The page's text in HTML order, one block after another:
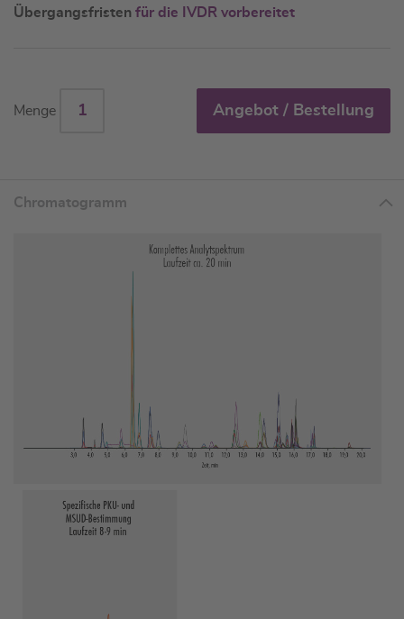
Übergangsfristen für die IVDR vorbereitet
Menge Angebot / Bestellung
Chromatogramm